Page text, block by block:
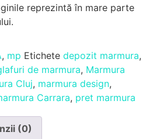
reprezintă în mare parte
, mp Etichete depozit marmura,
de marmura, Marmura
Cluj, marmura design,
Carrara, pret marmura
(0)